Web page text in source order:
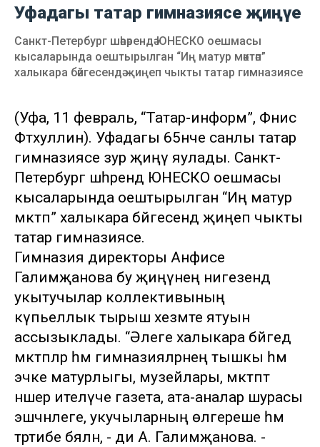
Уфадагы татар гимназиясе җиңүе
Санкт-Петербург шәһәрендә ЮНЕСКО оешмасы
кысаларында оештырылган “Иң матур мәктәп”
халыкара бәйгесендә җиңеп чыкты татар гимназиясе
(Уфа, 11 февраль, “Татар-информ”, Фәнис
Фәтхуллин). Уфадагы 65нче санлы татар
гимназиясе зур җиңү яулады. Санкт-
Петербург шәһәрендә ЮНЕСКО оешмасы
кысаларында оештырылган “Иң матур
мәктәп” халыкара бәйгесендә җиңеп чыкты
татар гимназиясе.
Гимназия директоры Анфисе
Галимҗанова бу җиңүнең нигезендә
укытучылар коллективының
күпьеллык тырыш хезмәте ятуын
ассызыклады. “Әлеге халыкара бәйгедә
мәктәпләр һәм гимназияләрнең тышкы һәм
эчке матурлыгы, музейлары, мәктәптә
нәшер ителүче газета, ата-аналар шурасы
эшчәнлеге, укучыларның өлгереше һәм
тәртибе бәяләнә, - ди А. Галимҗанова. -